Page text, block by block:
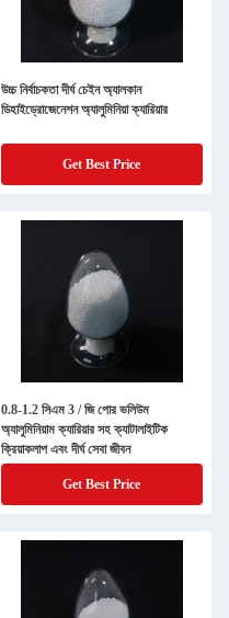
উচ্চ নির্বাচকতা দীর্ঘ চেইন অ্যালকান
ডিহাইড্রোজেনেশন অ্যালুমিনিয়া ক্যারিয়ার
Get Best Price
0.8-1.2 সিএম 3 / জি পোর ভলিউম
অ্যালুমিনিয়াম ক্যারিয়ার সহ ক্যাটালাইটিক
ক্রিয়াকলাপ এবং দীর্ঘ সেবা জীবন
Get Best Price